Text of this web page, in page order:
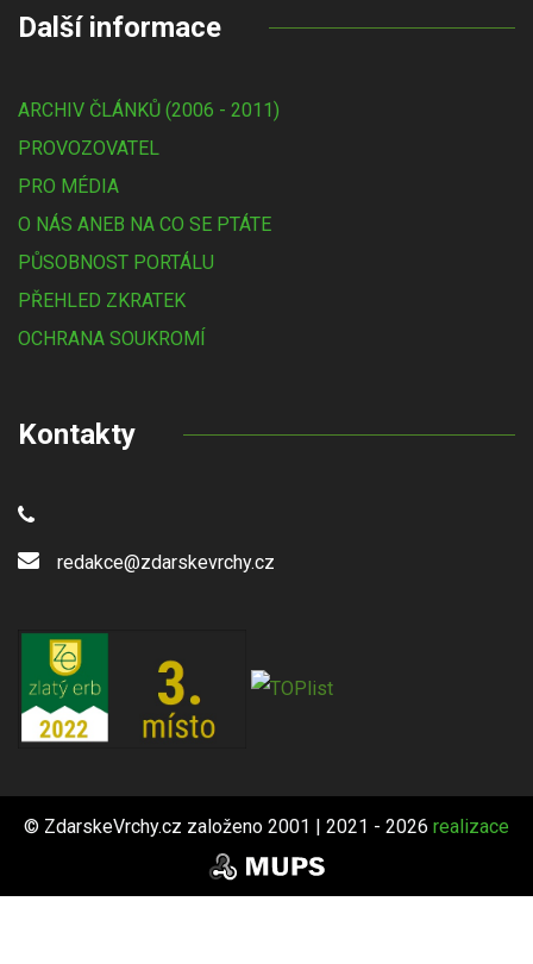
Další informace
ARCHIV ČLÁNKŮ (2006 - 2011)
PROVOZOVATEL
PRO MÉDIA
O NÁS ANEB NA CO SE PTÁTE
PŮSOBNOST PORTÁLU
PŘEHLED ZKRATEK
OCHRANA SOUKROMÍ
Kontakty
redakce@zdarskevrchy.cz
© ZdarskeVrchy.cz založeno 2001 | 2021 - 2026 realizace